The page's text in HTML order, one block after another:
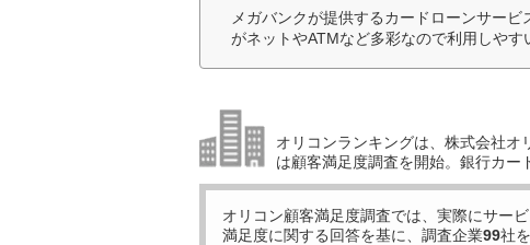
メガバンクが提供するカードローンサー
がネットやATMなど多彩なので利用しやす
オリコンランキングは、株式会社
は顧客満足度調査を開始。銀行カー
オリコン顧客満足度調査では、実際にサー
満足度に関する回答を基に、調査企業99社